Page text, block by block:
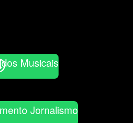
Musicais
Jornalismo